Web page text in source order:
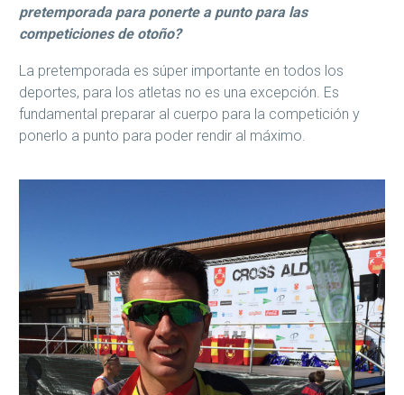
pretemporada para ponerte a punto para las
competiciones de otoño?
La pretemporada es súper importante en todos los
deportes, para los atletas no es una excepción. Es
fundamental preparar al cuerpo para la competición y
ponerlo a punto para poder rendir al máximo.